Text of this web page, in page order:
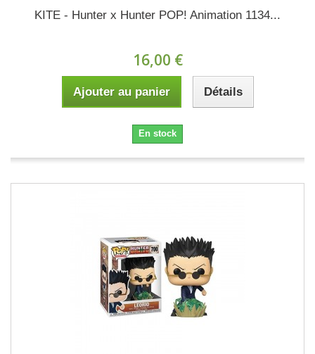
KITE - Hunter x Hunter POP! Animation 1134...
16,00 €
Ajouter au panier Détails
En stock